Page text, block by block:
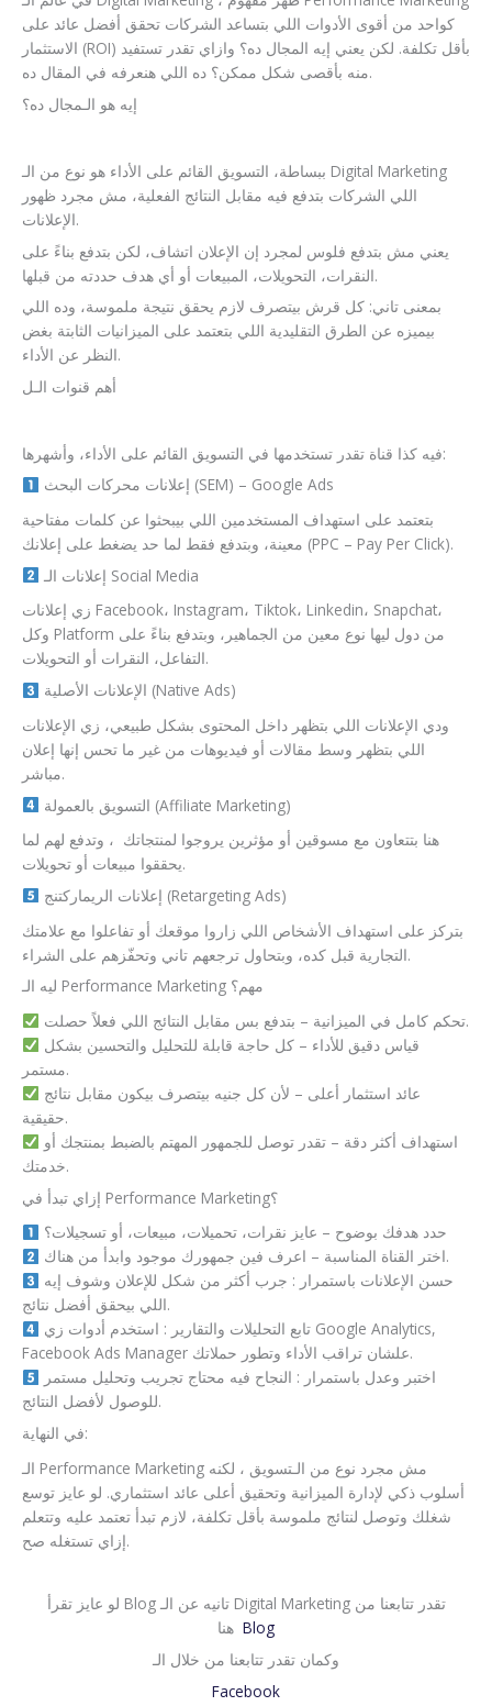
كواحد من أقوى الأدوات اللي بتساعد الشركات تحقق أفضل عائد على
الاستثمار (ROI) بأقل تكلفة. لكن يعني إيه المجال ده؟ وازاي تقدر تستفيد
منه بأقصى شكل ممكن؟ ده اللي هنعرفه في المقال ده.
إيه هو الـمجال ده؟
ببساطة، التسويق القائم على الأداء هو نوع من الـ Digital Marketing
اللي الشركات بتدفع فيه مقابل النتائج الفعلية، مش مجرد ظهور
الإعلانات.
يعني مش بتدفع فلوس لمجرد إن الإعلان اتشاف، لكن بتدفع بناءً على
النقرات، التحويلات، المبيعات أو أي هدف حددته من قبلها.
بمعنى تاني: كل قرش بيتصرف لازم يحقق نتيجة ملموسة، وده اللي
بيميزه عن الطرق التقليدية اللي بتعتمد على الميزانيات الثابتة بغض
النظر عن الأداء.
أهم قنوات الـل
فيه كذا قناة تقدر تستخدمها في التسويق القائم على الأداء، وأشهرها:
إعلانات محركات البحث (SEM) – Google Ads
بتعتمد على استهداف المستخدمين اللي بيبحثوا عن كلمات مفتاحية
معينة، وبتدفع فقط لما حد يضغط على إعلانك (PPC – Pay Per Click).
إعلانات الـ Social Media
زي إعلانات Facebook، Instagram، Tiktok، Linkedin، Snapchat،
وكل Platform من دول ليها نوع معين من الجماهير، وبتدفع بناءً على
التفاعل، النقرات أو التحويلات.
الإعلانات الأصلية (Native Ads)
ودي الإعلانات اللي بتظهر داخل المحتوى بشكل طبيعي، زي الإعلانات
اللي بتظهر وسط مقالات أو فيديوهات من غير ما تحس إنها إعلان
مباشر.
التسويق بالعمولة (Affiliate Marketing)
هنا بتتعاون مع مسوقين أو مؤثرين يروجوا لمنتجاتك ، وتدفع لهم لما
يحققوا مبيعات أو تحويلات.
إعلانات الريماركتنج (Retargeting Ads)
بتركز على استهداف الأشخاص اللي زاروا موقعك أو تفاعلوا مع علامتك
التجارية قبل كده، وبتحاول ترجعهم تاني وتحفّزهم على الشراء.
ليه الـ Performance Marketing مهم؟
تحكم كامل في الميزانية – بتدفع بس مقابل النتائج اللي فعلاً حصلت.
مستمر.
حقيقية.
خدمتك.
إزاي تبدأ في Performance Marketing؟
حدد هدفك بوضوح – عايز نقرات، تحميلات، مبيعات، أو تسجيلات؟
اختر القناة المناسبة – اعرف فين جمهورك موجود وابدأ من هناك.
اللي بيحقق أفضل نتائج.
Facebook Ads Manager علشان تراقب الأداء وتطور حملاتك.
للوصول لأفضل النتائج.
في النهاية:
الـ Performance Marketing مش مجرد نوع من الـتسويق ، لكنه
أسلوب ذكي لإدارة الميزانية وتحقيق أعلى عائد استثماري. لو عايز توسع
شغلك وتوصل لنتائج ملموسة بأقل تكلفة، لازم تبدأ تعتمد عليه وتتعلم
إزاي تستغله صح.
لو عايز تقرأ Blog تانيه عن الـ Digital Marketing تقدر تتابعنا من
Blog
وكمان تقدر تتابعنا من خلال الـ
Facebook